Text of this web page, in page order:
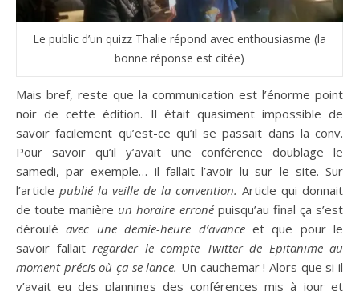
Le public d’un quizz Thalie répond avec enthousiasme (la
bonne réponse est citée)
Mais bref, reste que la communication est l’énorme point
noir de cette édition. Il était quasiment impossible de
savoir facilement qu’est-ce qu’il se passait dans la conv.
Pour savoir qu’il y’avait une conférence doublage le
samedi, par exemple… il fallait l’avoir lu sur le site. Sur
l’article publié la veille de la convention. Article qui donnait
de toute manière un horaire erroné puisqu’au final ça s’est
dérouléavec une demie-heure d’avanceet que pour le
savoir fallait regarder le compte Twitter de Epitanime au
moment précis où ça se lance. Un cauchemar ! Alors que si il
y’avait eu des plannings des conférences mis à jour et